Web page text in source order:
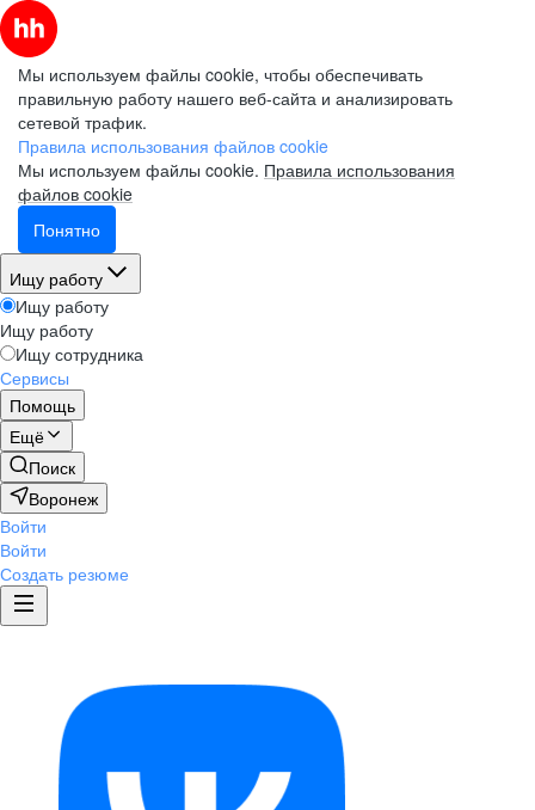
Мы используем файлы cookie, чтобы обеспечивать
правильную работу нашего веб-сайта и анализировать
сетевой трафик.
Правила использования файлов cookie
Мы используем файлы cookie. Правила использования
файлов cookie
Понятно
Ищу работу
Ищу работу
Ищу работу
Ищу сотрудника
Сервисы
Помощь
Ещё
Поиск
Воронеж
Войти
Войти
Создать резюме